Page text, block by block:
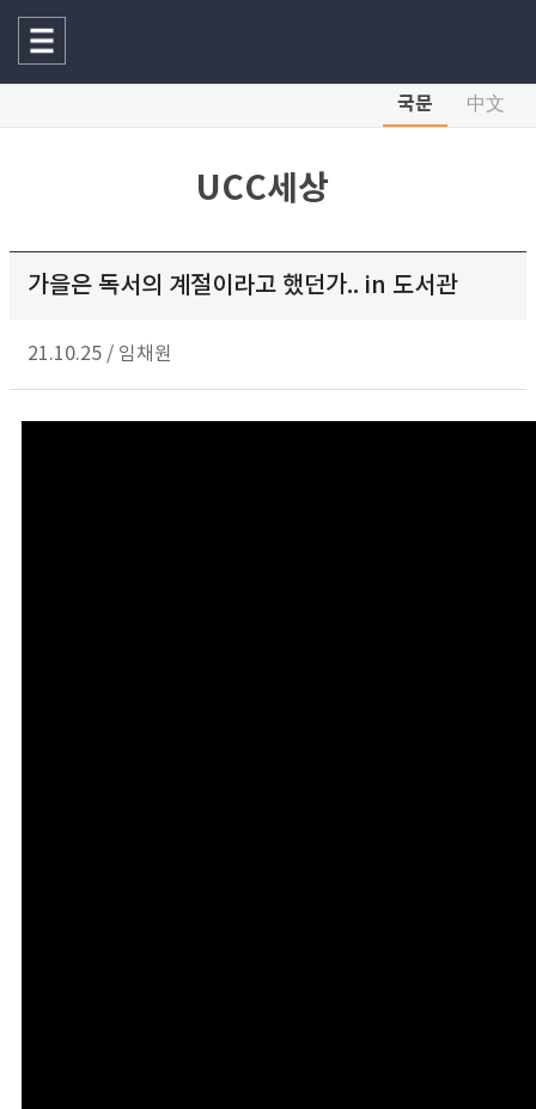
국문 中文
UCC세상
가을은 독서의 계절이라고 했던가.. in 도서관
21.10.25 / 임채원